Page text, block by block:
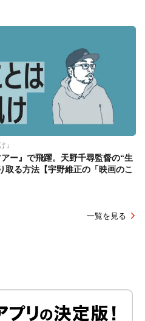
」
ー』で飛躍。天野千尋監督の“生
取る方法【宇野維正の「映画のこ
一覧を見る